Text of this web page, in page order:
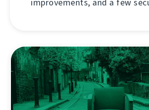
improvements, and a few